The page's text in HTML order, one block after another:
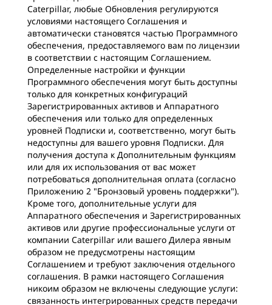
Caterpillar, любые Обновления регулируются
условиями настоящего Соглашения и
автоматически становятся частью Программного
обеспечения, предоставляемого вам по лицензии
в соответствии с настоящим Соглашением.
Определенные настройки и функции
Программного обеспечения могут быть доступны
только для конкретных конфигураций
Зарегистрированных активов и Аппаратного
обеспечения или только для определенных
уровней Подписки и, соответственно, могут быть
недоступны для вашего уровня Подписки. Для
получения доступа к Дополнительным функциям
или для их использования от вас может
потребоваться дополнительная оплата (согласно
Приложению 2 "Бронзовый уровень поддержки").
Кроме того, дополнительные услуги для
Аппаратного обеспечения и Зарегистрированных
активов или другие профессиональные услуги от
компании Caterpillar или вашего Дилера явным
образом не предусмотрены настоящим
Соглашением и требуют заключения отдельного
соглашения. В рамки настоящего Соглашения
никоим образом не включены следующие услуги:
связанность интегрированных средств передачи